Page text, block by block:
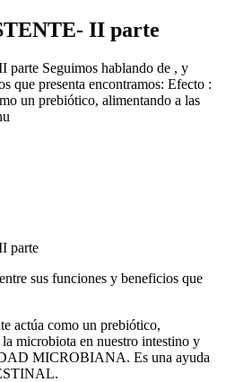
II parte
Seguimos hablando de , y
que presenta encontramos: Efecto :
un prebiótico, alimentando a las
parte
sus funciones y beneficios que
actúa como un prebiótico,
microbiota en nuestro intestino y
MICROBIANA. Es una ayuda